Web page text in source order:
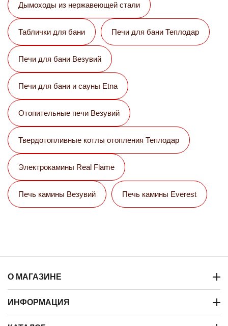
Дымоходы из нержавеющей стали
Таблички для бани Печи для бани Теплодар
Печи для бани Везувий
Печи для бани и сауны Etna
Отопительные печи Везувий
Твердотопливные котлы отопления Теплодар
Электрокамины Real Flame
Печь камины Везувий Печь камины Everest
О МАГАЗИНЕ
ИНФОРМАЦИЯ